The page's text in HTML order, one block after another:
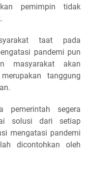
pemimpin tidak
taat pada
pandemi pun
masyarakat akan
tanggung
pemerintah segera
solusi dari setiap
mengatasi pandemi
dicontohkan oleh